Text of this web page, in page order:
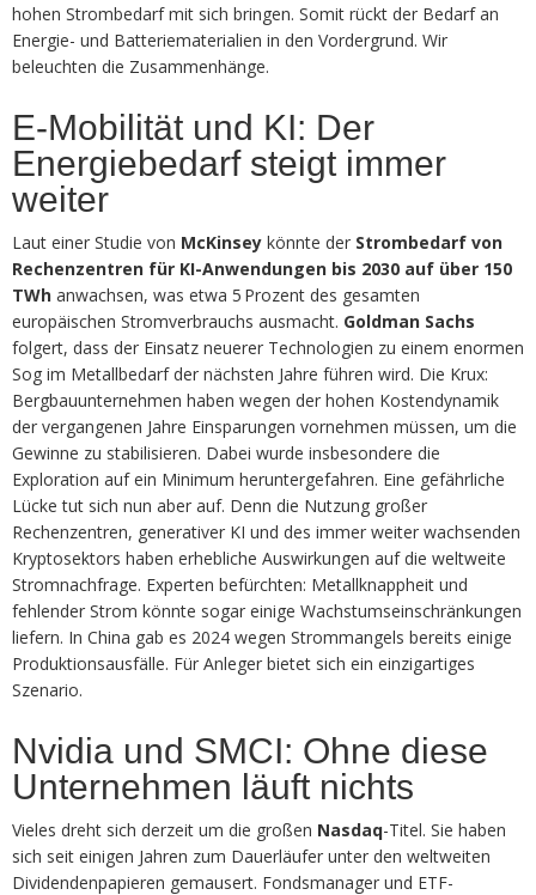
hohen Strombedarf mit sich bringen. Somit rückt der Bedarf an
Energie- und Batteriematerialien in den Vordergrund. Wir
beleuchten die Zusammenhänge.
E-Mobilität und KI: Der
Energiebedarf steigt immer
weiter
Laut einer Studie von McKinsey könnte der Strombedarf von
Rechenzentren für KI-Anwendungen bis 2030 auf über 150
TWh anwachsen, was etwa 5 Prozent des gesamten
europäischen Stromverbrauchs ausmacht. Goldman Sachs
folgert, dass der Einsatz neuerer Technologien zu einem enormen
Sog im Metallbedarf der nächsten Jahre führen wird. Die Krux:
Bergbauunternehmen haben wegen der hohen Kostendynamik
der vergangenen Jahre Einsparungen vornehmen müssen, um die
Gewinne zu stabilisieren. Dabei wurde insbesondere die
Exploration auf ein Minimum heruntergefahren. Eine gefährliche
Lücke tut sich nun aber auf. Denn die Nutzung großer
Rechenzentren, generativer KI und des immer weiter wachsenden
Kryptosektors haben erhebliche Auswirkungen auf die weltweite
Stromnachfrage. Experten befürchten: Metallknappheit und
fehlender Strom könnte sogar einige Wachstumseinschränkungen
liefern. In China gab es 2024 wegen Strommangels bereits einige
Produktionsausfälle. Für Anleger bietet sich ein einzigartiges
Szenario.
Nvidia und SMCI: Ohne diese
Unternehmen läuft nichts
Vieles dreht sich derzeit um die großen Nasdaq-Titel. Sie haben
sich seit einigen Jahren zum Dauerläufer unter den weltweiten
Dividendenpapieren gemausert. Fondsmanager und ETF-